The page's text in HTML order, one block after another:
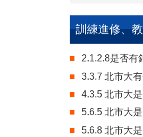
訓練進修、
2.1.2.8是否有
3.3.7 北市大
4.3.5 北市大
5.6.5 北市大
5.6.8 北市大